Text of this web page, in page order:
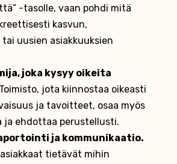
-tasolle, vaan pohdi mitä
kasvun,
uusien asiakkuuksien
joka kysyy oikeita
Toimisto, jota kiinnostaa oikeasti
ja tavoitteet, osaa myös
ja ehdottaa perustellusti.
ja kommunikaatio.
asiakkaat tietävät mihin